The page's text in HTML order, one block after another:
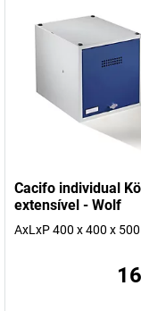
Se estiver apenas
acessório ou de um
loja Wolf
Cacifo individual
extensível - Wolf
AxLxP 400 x 400 x